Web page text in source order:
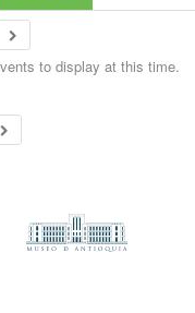
to display at this time.